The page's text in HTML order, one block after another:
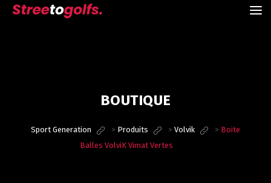
BOUTIQUE
Sport Generation > Produits > Volvik > Boite
Balles VolviK Vimat Vertes